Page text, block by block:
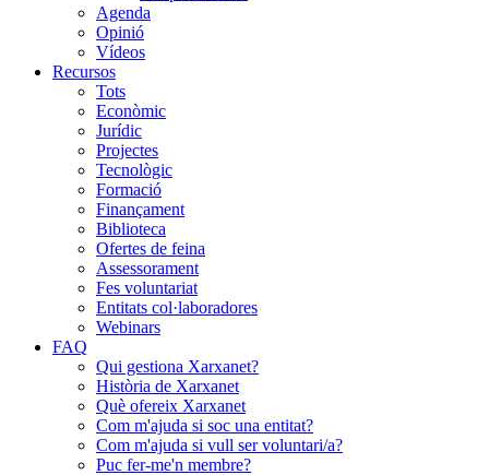
Agenda
Opinió
Vídeos
Recursos
Tots
Econòmic
Jurídic
Projectes
Tecnològic
Formació
Finançament
Biblioteca
Ofertes de feina
Assessorament
Fes voluntariat
Entitats col·laboradores
Webinars
FAQ
Qui gestiona Xarxanet?
Història de Xarxanet
Què ofereix Xarxanet
Com m'ajuda si soc una entitat?
Com m'ajuda si vull ser voluntari/a?
Puc fer-me'n membre?